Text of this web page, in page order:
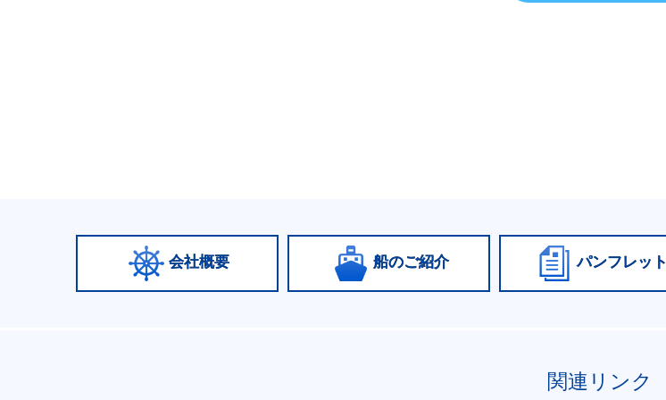
会社概要 船のご紹介 パンフレット
関連リンク